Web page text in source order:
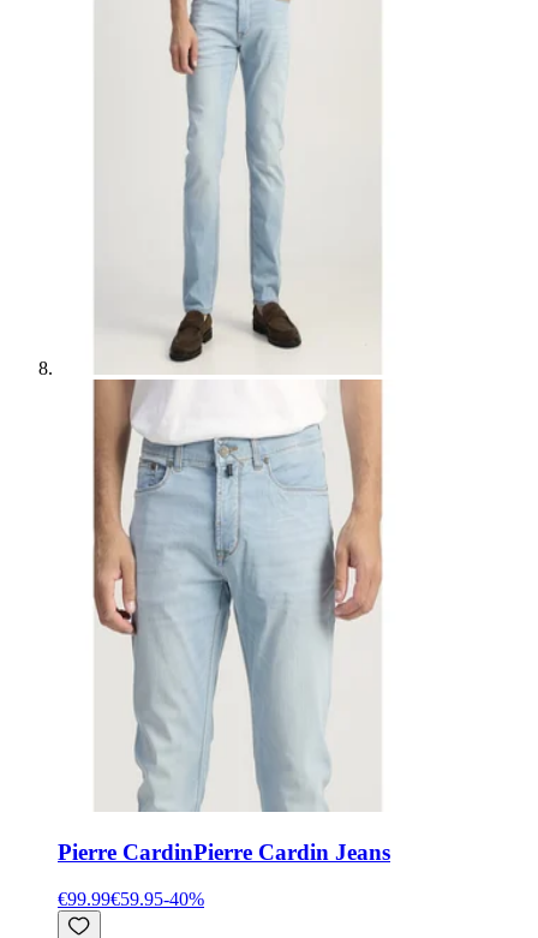
Pierre CardinPierre Cardin Jeans
€99.99€59.95-40%